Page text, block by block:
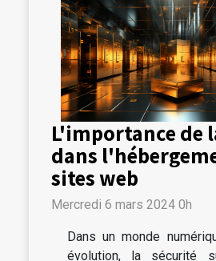
L'importance de
dans
sites web
Mercredi 6 mars 2024 0h
Dans un monde
évolution, la sécurité